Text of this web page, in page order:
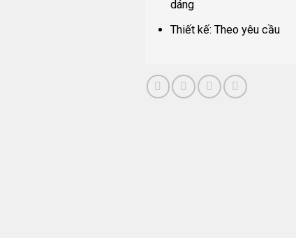
dáng
Thiết kế: Theo yêu cầu